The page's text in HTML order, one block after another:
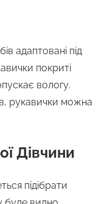
адаптовані під
покриті
вологу.
рукавички можна
Дівчини
підібрати